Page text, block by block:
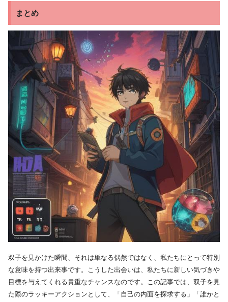
まとめ
双子を見かけた瞬間、それは単なる偶然ではなく、私たちにとって特別
な意味を持つ出来事です。こうした出会いは、私たちに新しい気づきや
目標を与えてくれる貴重なチャンスなのです。この記事では、双子を見
た際のラッキーアクションとして、「自己の内面を探求する」「誰かと